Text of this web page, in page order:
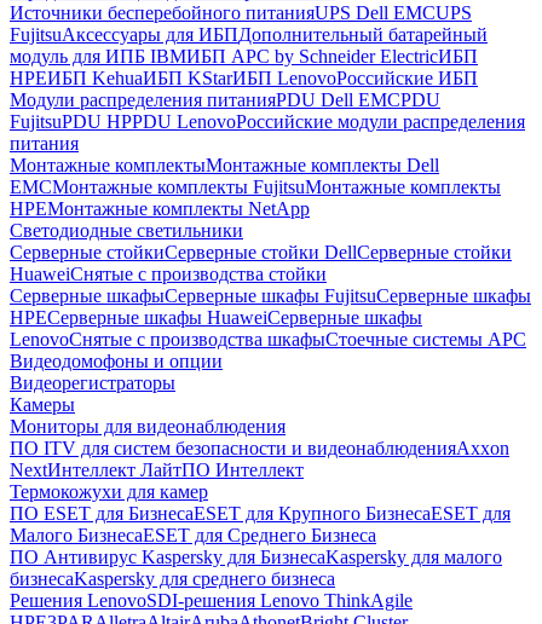
Источники бесперебойного питанияUPS Dell EMCUPS
FujitsuАксессуары для ИБПДополнительный батарейный
модуль для ИПБ IBMИБП APC by Schneider ElectricИБП
HPEИБП KehuaИБП KStarИБП LenovoРоссийские ИБП
Модули распределения питанияPDU Dell EMCPDU
FujitsuPDU HPPDU LenovoРоссийские модули распределения
питания
Монтажные комплектыМонтажные комплекты Dell
EMCМонтажные комплекты FujitsuМонтажные комплекты
HPEМонтажные комплекты NetApp
Светодиодные светильники
Серверные стойкиСерверные стойки DellСерверные стойки
HuaweiСнятые с производства стойки
Серверные шкафыСерверные шкафы FujitsuСерверные шкафы
HPEСерверные шкафы HuaweiСерверные шкафы
LenovoСнятые с производства шкафыСтоечные системы APC
Видеодомофоны и опции
Видеорегистраторы
Камеры
Мониторы для видеонаблюдения
ПО ITV для систем безопасности и видеонаблюденияAxxon
NextИнтеллект ЛайтПО Интеллект
Термокожухи для камер
ПО ESET для БизнесаESET для Крупного БизнесаESET для
Малого БизнесаESET для Среднего Бизнеса
ПО Антивирус Kaspersky для БизнесаKaspersky для малого
бизнесаKaspersky для среднего бизнеса
Решения LenovoSDI-решения Lenovo ThinkAgile